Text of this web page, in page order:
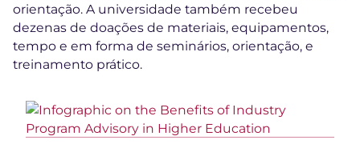
orientação. A universidade também recebeu
dezenas de doações de materiais, equipamentos,
tempo e em forma de seminários, orientação, e
treinamento prático.